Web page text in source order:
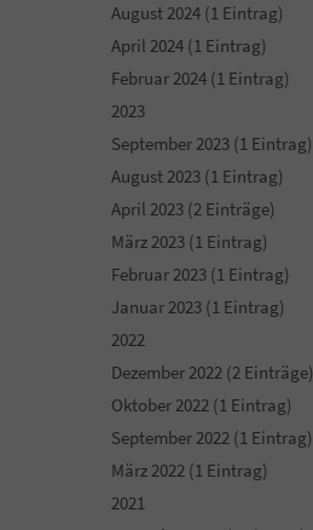
August 2024 (1 Eintrag)
April 2024 (1 Eintrag)
Februar 2024 (1 Eintrag)
2023
September 2023 (1 Eintrag)
August 2023 (1 Eintrag)
April 2023 (2 Einträge)
März 2023 (1 Eintrag)
Februar 2023 (1 Eintrag)
Januar 2023 (1 Eintrag)
2022
Dezember 2022 (2 Einträge)
Oktober 2022 (1 Eintrag)
September 2022 (1 Eintrag)
März 2022 (1 Eintrag)
2021